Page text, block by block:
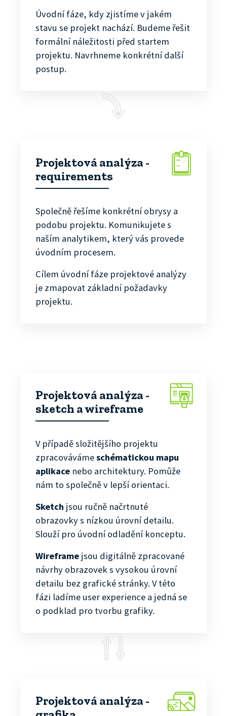
Úvodní fáze, kdy zjistíme v jakém
stavu se projekt nachází. Budeme řešit
formální náležitosti před startem
projektu. Navrhneme konkrétní další
postup.
Projektová analýza -
requirements
Společně řešíme konkrétní obrysy a
podobu projektu. Komunikujete s
naším analytikem, který vás provede
úvodním procesem.
Cílem úvodní fáze projektové analýzy
je zmapovat základní požadavky
projektu.
Projektová analýza -
sketch a wireframe
V případě složitějšího projektu
zpracovávámeschématickou mapu
aplikace nebo architektury. Pomůže
nám to společně v lepší orientaci.
Sketch jsou ručně načrtnuté
obrazovky s nízkou úrovní detailu.
Slouží pro úvodní odladění konceptu.
Wireframe jsou digitálně zpracované
návrhy obrazovek s vysokou úrovní
detailu bez grafické stránky. V této
fázi ladíme user experience a jedná se
o podklad pro tvorbu grafiky.
Projektová analýza -